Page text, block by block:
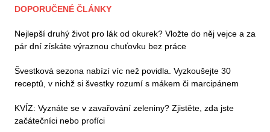
DOPORUČENÉ ČLÁNKY
Nejlepší druhý život pro lák od okurek? Vložte do něj vejce a za
pár dní získáte výraznou chuťovku bez práce
Švestková sezona nabízí víc než povidla. Vyzkoušejte 30
receptů, v nichž si švestky rozumí s mákem či marcipánem
KVÍZ: Vyznáte se v zavařování zeleniny? Zjistěte, zda jste
začátečníci nebo profíci